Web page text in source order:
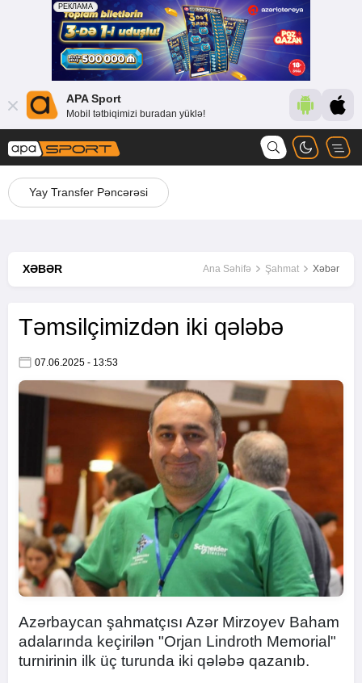
APA Sport
Mobil tətbiqimizi buradan yüklə!
Yay Transfer Pəncərəsi
XƏBƏR Ana Səhifə Şahmat Xəbər
Təmsilçimizdən iki qələbə
07.06.2025 - 13:53
Azərbaycan şahmatçısı Azər Mirzoyev Baham
adalarında keçirilən "Orjan Lindroth Memorial"
turnirinin ilk üç turunda iki qələbə qazanıb.